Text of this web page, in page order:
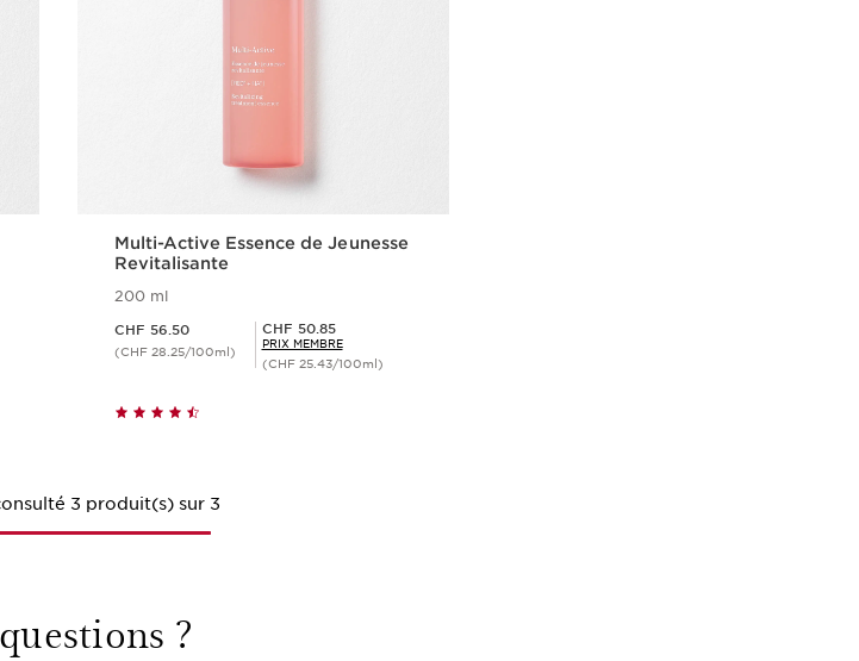
Multi-Active Essence de Jeunesse
Revitalisante
200 ml
CHF 56.50
(CHF 28.25/100ml)
Prix Sérénité CHF 50.85
CHF 50.85
PRIX MEMBRE
(CHF 25.43/100ml)
3 produit(s) sur 3
?